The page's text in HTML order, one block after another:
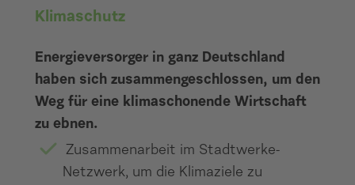
Klimaschutz
Energieversorger in ganz Deutschland
haben sich zusammengeschlossen, um den
Weg für eine klimaschonende Wirtschaft
zu ebnen.
Zusammenarbeit im Stadtwerke-
Netzwerk, um die Klimaziele zu